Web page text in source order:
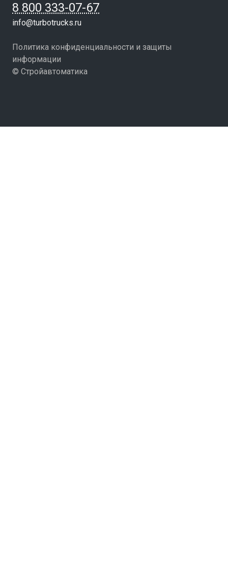
8 800 333-07-67
info@turbotrucks.ru
Политика конфиденциальности и защиты
информации
© Стройавтоматика